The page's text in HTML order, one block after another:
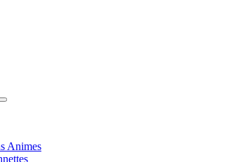
Animes